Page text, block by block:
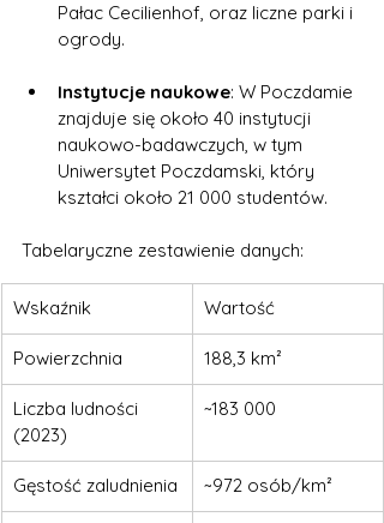
Pałac Cecilienhof, oraz liczne parki i
ogrody.
Instytucje naukowe: W Poczdamie
znajduje się około 40 instytucji
naukowo-badawczych, w tym
Uniwersytet Poczdamski, który
kształci około 21 000 studentów.
Tabelaryczne zestawienie danych:
Wskaźnik Wartość
Powierzchnia 188,3 km²
Liczba ludności
(2023)
~183 000
Gęstość zaludnienia ~972 osób/km²